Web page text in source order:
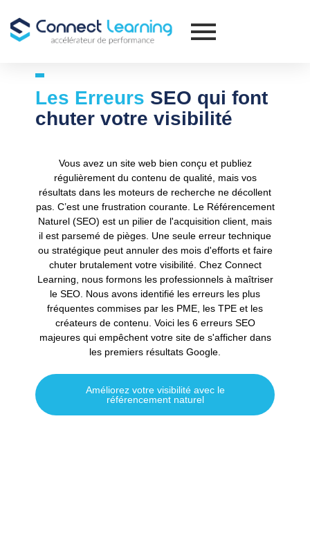
Les Erreurs SEO qui font
chuter votre visibilité
Vous avez un site web bien conçu et publiez
régulièrement du contenu de qualité, mais vos
résultats dans les moteurs de recherche ne décollent
pas. C’est une frustration courante. Le Référencement
Naturel (SEO) est un pilier de l'acquisition client, mais
il est parsemé de pièges. Une seule erreur technique
ou stratégique peut annuler des mois d'efforts et faire
chuter brutalement votre visibilité. Chez Connect
Learning , nous formons les professionnels à maîtriser
le SEO. Nous avons identifié les erreurs les plus
fréquentes commises par les PME, les TPE et les
créateurs de contenu. Voici les 6 erreurs SEO
majeures qui empêchent votre site de s'afficher dans
les premiers résultats Google.
Améliorez votre visibilité avec le
référencement naturel